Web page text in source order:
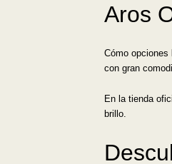
Aros
Cómo
con gran
En la tienda
brillo.